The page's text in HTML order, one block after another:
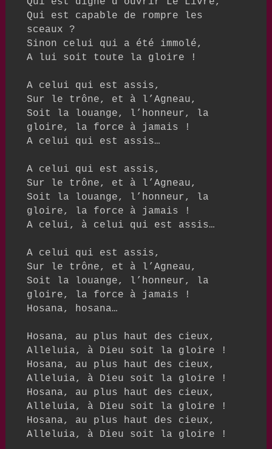
Qui est capable de rompre les
sceaux ?
Sinon celui qui a été immolé,
A lui soit toute la gloire !
A celui qui est assis,
Sur le trône, et à l’Agneau,
Soit la louange, l’honneur, la
gloire, la force à jamais !
A celui qui est assis…
A celui qui est assis,
Sur le trône, et à l’Agneau,
Soit la louange, l’honneur, la
gloire, la force à jamais !
A celui, à celui qui est assis…
A celui qui est assis,
Sur le trône, et à l’Agneau,
Soit la louange, l’honneur, la
gloire, la force à jamais !
Hosana, hosana…
Hosana, au plus haut des cieux,
Alleluia, à Dieu soit la gloire !
Hosana, au plus haut des cieux,
Alleluia, à Dieu soit la gloire !
Hosana, au plus haut des cieux,
Alleluia, à Dieu soit la gloire !
Hosana, au plus haut des cieux,
Alleluia, à Dieu soit la gloire !